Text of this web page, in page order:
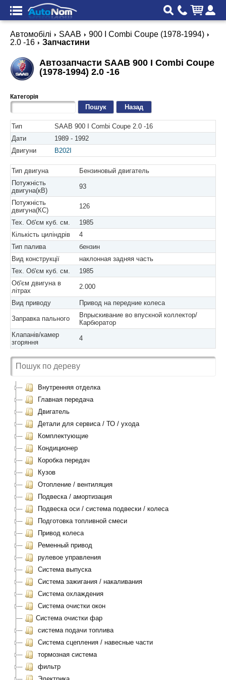
Автомобілі SAAB
900 I Combi Coupe (1978-1994)
2.0 -16
Запчастини
Автозапчасти SAAB 900 I Combi Coupe
(1978-1994) 2.0 -16
Категорія
Назад
Тип
SAAB 900 I Combi Coupe 2.0 -16
Дати
1989 - 1992
Двигуни
B202I
Тип двигуна
Бензиновый двигатель
Потужність
двигуна(кВ)
93
Потужність
двигуна(КС)
126
Тех. Об'єм куб. см.
1985
Кількість циліндрів
4
Тип палива
бензин
Вид конструкції
наклонная задняя часть
Тех. Об'єм куб. см.
1985
Об'єм двигуна в
літрах
2.000
Вид приводу Привод на передние колеса
Заправка пального
Впрыскивание во впускной коллектор/
Карбюратор
Клапанів/камер
згоряння
4
Внутренняя отделка
Главная передача
Двигатель
Детали для сервиса / ТО / ухода
Комплектующие
Кондиционер
Коробка передач
Кузов
Отопление / вентиляция
Подвеска / амортизация
Подвеска оси / система подвески / колеса
Подготовка топливной смеси
Привод колеса
Ременный привод
рулевое управления
Система выпуска
Система зажигания / накаливания
Система охлаждения
Система очистки окон
Система очистки фар
система подачи топлива
Система сцепления / навесные части
тормозная система
фильтр